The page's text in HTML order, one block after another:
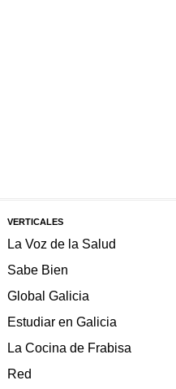
VERTICALES
La Voz de la Salud
Sabe Bien
Global Galicia
Estudiar en Galicia
La Cocina de Frabisa
Red